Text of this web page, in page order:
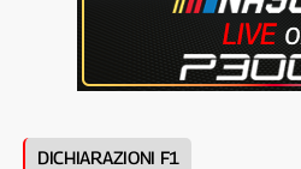
DICHIARAZIONI F1